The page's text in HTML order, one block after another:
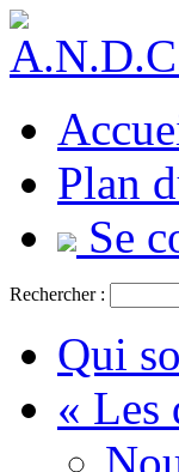
Plan
Se
Rechercher :
Qui
« Les